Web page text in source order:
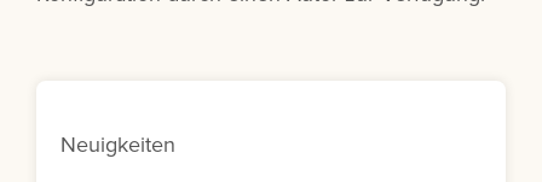
Neuigkeiten